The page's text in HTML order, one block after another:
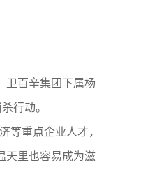
卫百辛集团下属杨
行动。
等重点企业人才，
天里也容易成为滋